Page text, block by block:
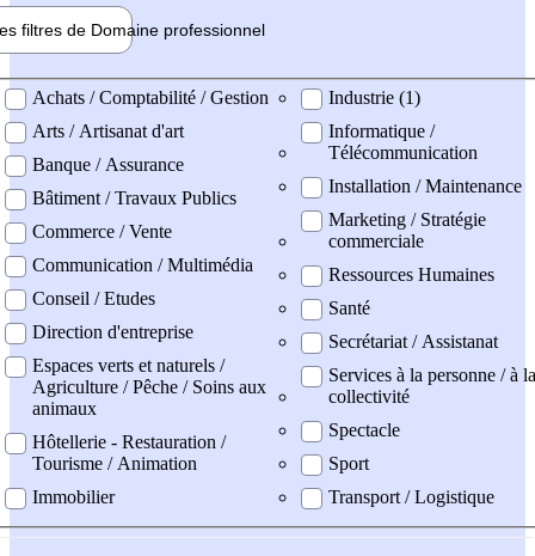
filtres de Domaine professionnel
professionel
Achats / Comptabilité / Gestion
Arts / Artisanat d'art
Banque / Assurance
Bâtiment / Travaux Publics
Commerce / Vente
Communication / Multimédia
Conseil / Etudes
Direction d'entreprise
Espaces verts et naturels /
Agriculture / Pêche / Soins aux
animaux
Hôtellerie - Restauration /
Tourisme / Animation
Immobilier
Industrie (1)
Informatique /
Télécommunication
Installation / Maintenance
Marketing / Stratégie
commerciale
Ressources Humaines
Santé
Secrétariat / Assistanat
Services à la personne / à la
collectivité
Spectacle
Sport
Transport / Logistique